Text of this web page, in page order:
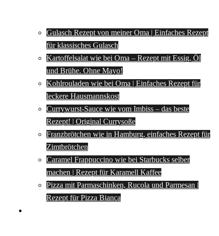
Gulasch Rezept von meiner Oma | Einfaches Rezept
für klassisches Gulasch
Kartoffelsalat wie bei Oma – Rezept mit Essig, Öl
und Brühe. Ohne Mayo!
Kohlrouladen wie bei Oma | Einfaches Rezept für
leckere Hausmannskost
Currywurst-Sauce wie vom Imbiss – das beste
Rezept! | Original Currysoße
Franzbrötchen wie in Hamburg, einfaches Rezept für
Zimtbrötchen
Caramel Frappuccino wie bei Starbucks selber
machen | Rezept für Karamell Kaffee
Pizza mit Parmaschinken, Rucola und Parmesan |
Rezept für Pizza Bianca